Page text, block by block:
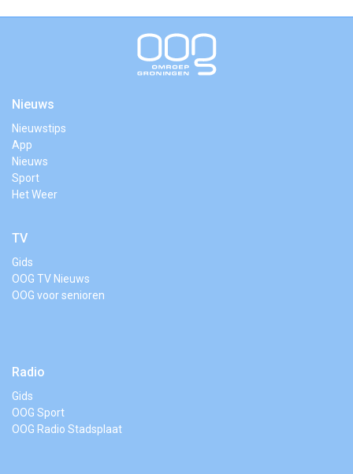
Nieuws
Nieuwstips
App
Nieuws
Sport
Het Weer
TV
Gids
OOG TV Nieuws
OOG voor senioren
Radio
Gids
OOG Sport
OOG Radio Stadsplaat